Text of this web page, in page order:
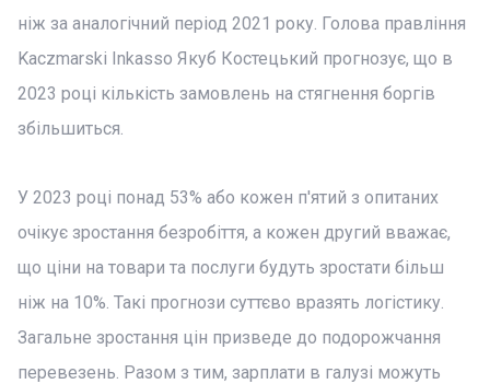
ніж за аналогічний період 2021 року. Голова правління
Kaczmarski Inkasso Якуб Костецький прогнозує, що в
2023 році кількість замовлень на стягнення боргів
збільшиться.
У 2023 році понад 53% або кожен п'ятий з опитаних
очікує зростання безробіття, а кожен другий вважає,
що ціни на товари та послуги будуть зростати більш
ніж на 10%. Такі прогнози суттєво вразять логістику.
Загальне зростання цін призведе до подорожчання
перевезень. Разом з тим, зарплати в галузі можуть